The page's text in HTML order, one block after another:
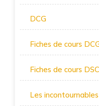
DCG
Fiches de cours
Fiches de cours
Les incontournables